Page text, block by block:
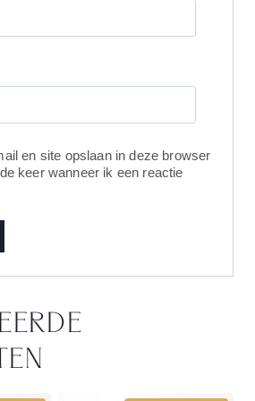
en site opslaan in deze browser
keer wanneer ik een reactie